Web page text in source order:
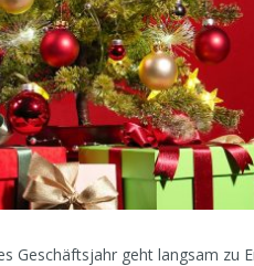
Geschäftsjahr geht langsam zu